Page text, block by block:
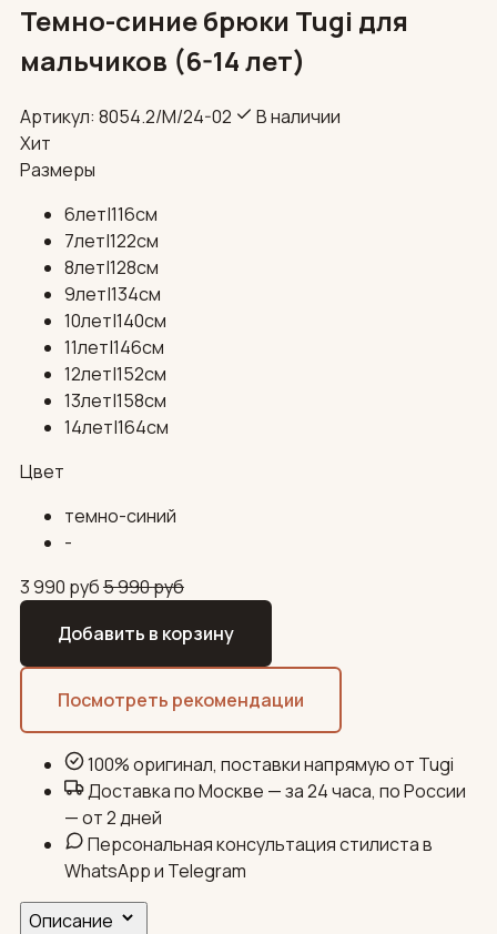
Темно-синие брюки Tugi для
мальчиков (6-14 лет)
Артикул: 8054.2/М/24-02
В наличии
Хит
Размеры
6лет|116см
7лет|122см
8лет|128см
9лет|134см
10лет|140см
11лет|146см
12лет|152см
13лет|158см
14лет|164см
Цвет
темно-синий
-
3 990 руб5 990руб
Добавить в корзину
Посмотреть рекомендации
100% оригинал, поставки напрямую от Tugi
Доставка по Москве — за 24 часа, по России
— от 2 дней
Персональная консультация стилиста в
WhatsApp и Telegram
Описание